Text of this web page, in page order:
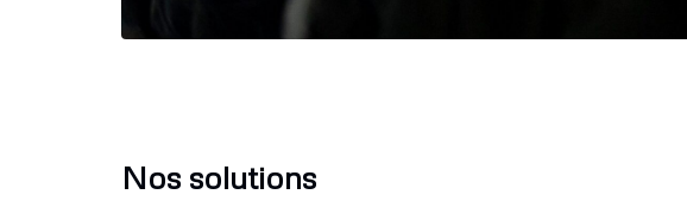
Nos solutions